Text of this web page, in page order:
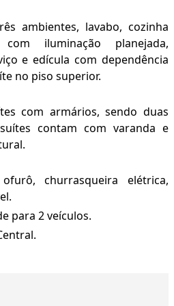
ambientes, lavabo, cozinha
iluminação planejada,
e edícula com dependência
no piso superior.
com armários, sendo duas
contam com varanda e
churrasqueira elétrica,
para 2 veículos.